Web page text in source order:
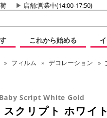
店舗:営業中(14:00-17:50)
これから始める
フィルム デコレーション
Script White Gold
スクリプト ホワイ